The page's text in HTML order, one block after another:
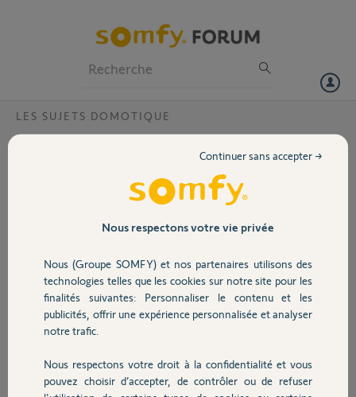
Volet
Sécurité
Domotique
Chauffage
LES SUJETS DOMOTIQUE
PB connexion Tahoma Switch
je viens d’acquérir une box Somfy Switch. Je
me suis connecté une première fois sans
difficulté.
J'ai deux problèmes :
télécommande centralisée à ma box. Celle-
ci se déconnecte (le voyant rouge s'allume).
2- depuis je ne parviens plus à me connecter
à la box. Lorsque je tente de me
message suivant :
"Pour des raisons de sécurité, après 10 tentatives erronées vous
Nous respectons votre vie privée
Nous (Groupe SOMFY) et nos partenaires utilisons des
technologies telles que les cookies sur notre site pour les
finalités suivantes: Personnaliser le contenu et les
publicités, offrir une expérience personnalisée et analyser
notre trafic.
Nous respectons votre droit à la confidentialité et vous
pouvez choisir d’accepter, de contrôler ou de refuser
Continuer sans accepter →